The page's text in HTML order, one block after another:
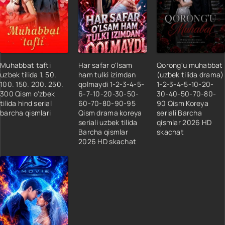
19 QISM
20 QISM
21 QISM
23 QISM
24 QISM
25 QISM
26 QISM
29 QISM
30 QISM
31 QISM
32 QISM
33 QISM
Muhabbat tafti
uzbek tilida 1. 50.
100. 150. 200. 250.
300 Qism o'zbek
tilida hind serial
barcha qismlari
Har safar o'lsam
ham tulki izimdan
qolmaydi 1-2-3-4-5-
6-7-10-20-30-50-
60-70-80-90-95
Qism drama koreya
seriali uzbek tilida
Barcha qismlar
2026 HD skachat
Qorong'u muhabbat
(uzbek tilida drama)
1-2-3-4-5-10-20-
30-40-50-70-80-
90 Qism Koreya
seriali Barcha
qismlar 2026 HD
skachat